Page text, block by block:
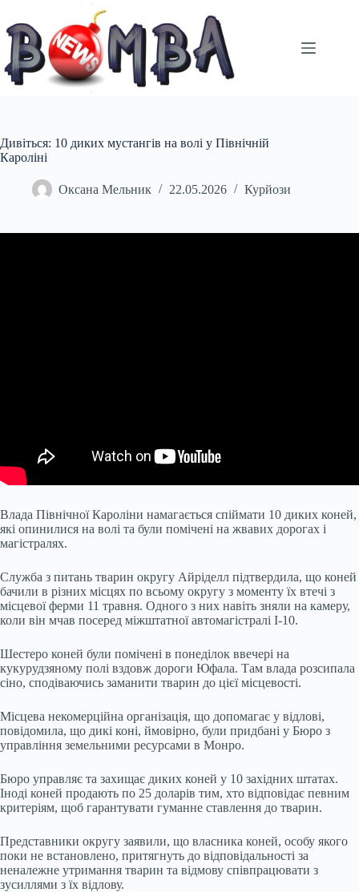
вмісту
Дивіться: 10 диких мустангів на волі у Північній
Кароліні
Оксана Мельник 22.05.2026 Курйози
Влада Північної Кароліни намагається спіймати 10 диких коней,
які опинилися на волі та були помічені на жвавих дорогах і
магістралях.
Служба з питань тварин округу Айріделл підтвердила, що коней
бачили в різних місцях по всьому округу з моменту їх втечі з
місцевої ферми 11 травня. Одного з них навіть зняли на камеру,
коли він мчав посеред міжштатної автомагістралі I-10.
Шестеро коней були помічені в понеділок ввечері на
кукурудзяному полі вздовж дороги Юфала. Там влада розсипала
сіно, сподіваючись заманити тварин до цієї місцевості.
Місцева некомерційна організація, що допомагає у відлові,
повідомила, що дикі коні, ймовірно, були придбані у Бюро з
управління земельними ресурсами в Монро.
Бюро управляє та захищає диких коней у 10 західних штатах.
Іноді коней продають по 25 доларів тим, хто відповідає певним
критеріям, щоб гарантувати гуманне ставлення до тварин.
Представники округу заявили, що власника коней, особу якого
поки не встановлено, притягнуть до відповідальності за
неналежне утримання тварин та відмову співпрацювати з
зусиллями з їх відлову.